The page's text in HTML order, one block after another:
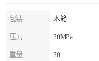
包装 木箱
压力 20MPa
重量 20